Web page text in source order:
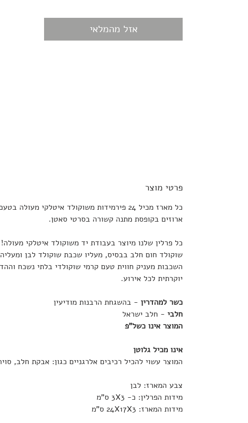
אזל מהמלאי
פרטי מוצר
כל מארז מכיל 24 פירמידות משוקולד איטלקי
ארוזים בקופסת מתנה קשורה בסרטי סאטן.
כל פרלין שלנו מיוצר בעבודת יד משוקולד איטלקי
שוקולד חום חלב בבסיס, מעליו שכבת שוקולד לבן
השכבות מעניק חווית טעם קרמי שוקולדי בלתי נשכח
יוקרתית לכל אירוע.
כשר למהדרין - בהשגחת הרבנות מודיעין
חלבי - חלב ישראל
המוצר אינו כשל"פ
אינו מכיל גלוטן
המוצר עשוי להכיל רכיבים אלרגניים כגון: אבקת חלב,
צבע המארז: לבן
מידות הפרלין: כ- 3X3 ס"מ
מידות המארז: 24X17X3 ס"מ